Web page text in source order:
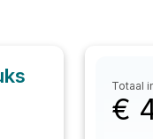
Totaal
€